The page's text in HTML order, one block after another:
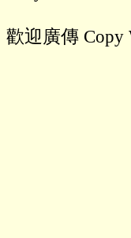
歡迎廣傳 Copy